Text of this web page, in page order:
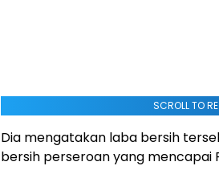
SCROLL TO
Dia mengatakan laba bersih
bersih perseroan yang mencapai